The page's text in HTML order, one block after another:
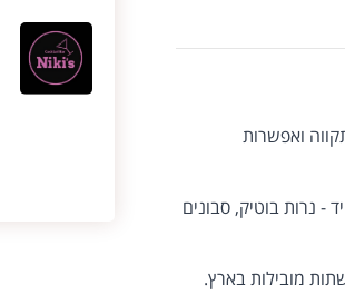
ואפשרות
- נרות בוטיק, סבונים
מובילות בארץ.